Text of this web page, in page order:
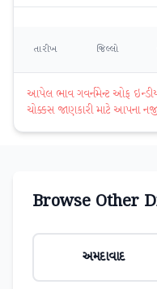
તારીખ જિલ્લો
આપેલ ભાવ ગવર્નમેન્ટ ઓફ
ચોક્કસ જાણકારી માટે આપના
Browse Other
અમદાવાદ